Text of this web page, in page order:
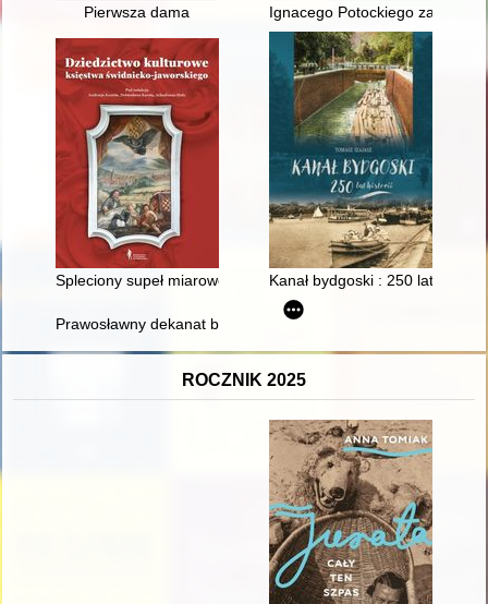
Pierwsza dama Ignacego Potockiego zabawy
Spleciony supeł miarowo / Drga na poprzecznej belce / Nad
Kanał bydgoski : 250 lat historii
Prawosławny dekanat bialski w latach 1918-1939
ROCZNIK 2025